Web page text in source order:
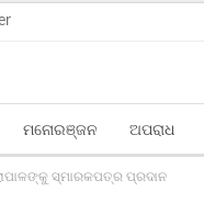
ମନୋରଞ୍ଜନ ଅପରାଧ
ସ୍ମାରକପତ୍ର ପ୍ରଦାନ